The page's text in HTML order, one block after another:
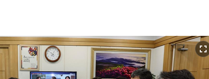
fullscreen